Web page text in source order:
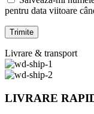
pentru data viitoare
Livrare & transport
LIVRARE